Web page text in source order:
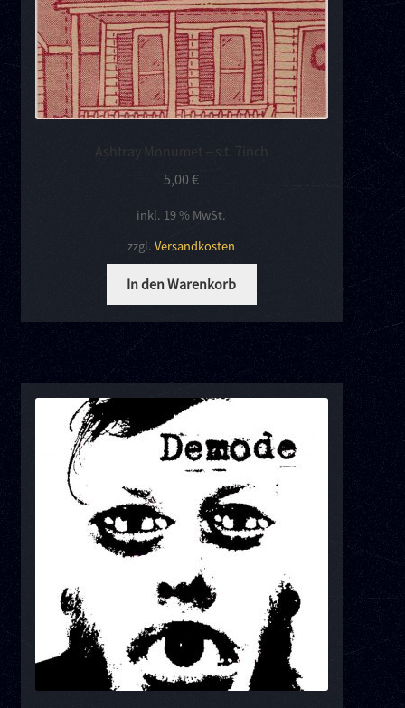
Ashtray Monumet – s.t. 7inch
5,00€
inkl. 19 % MwSt.
zzgl.Versandkosten
In den Warenkorb